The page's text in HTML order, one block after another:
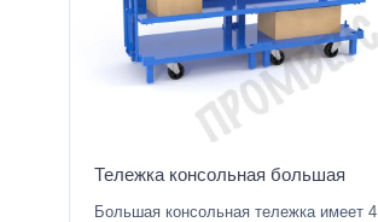
Тележка консольная большая
Большая консольная тележка имеет 4